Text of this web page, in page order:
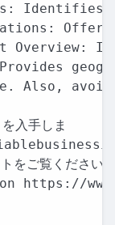
Identifies
Also, avoid
入手しま
をご覧ください:
https://